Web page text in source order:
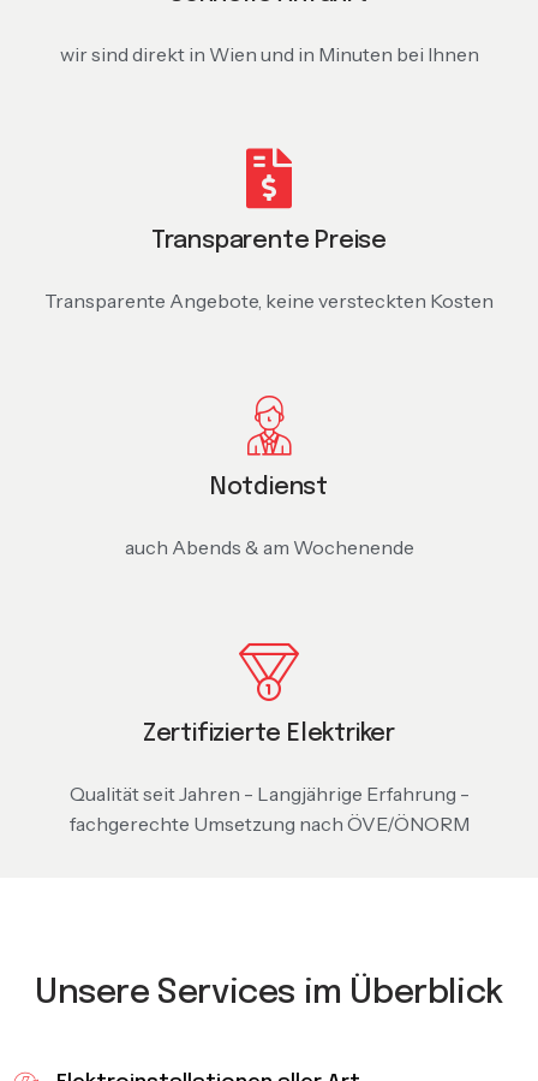
wir sind direkt in Wien und in Minuten bei Ihnen
Transparente Preise
Transparente Angebote, keine versteckten Kosten
Notdienst
auch Abends & am Wochenende
Zertifizierte Elektriker
Qualität seit Jahren - Langjährige Erfahrung -
fachgerechte Umsetzung nach ÖVE/ÖNORM
Unsere Services im Überblick